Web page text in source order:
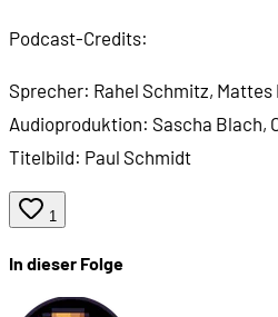
00:52:38
Podcast-Credits:
Sprecher: Rahel Schmitz,
Audioproduktion: Sascha Blach,
Titelbild: Paul Schmidt
1
In dieser Folge